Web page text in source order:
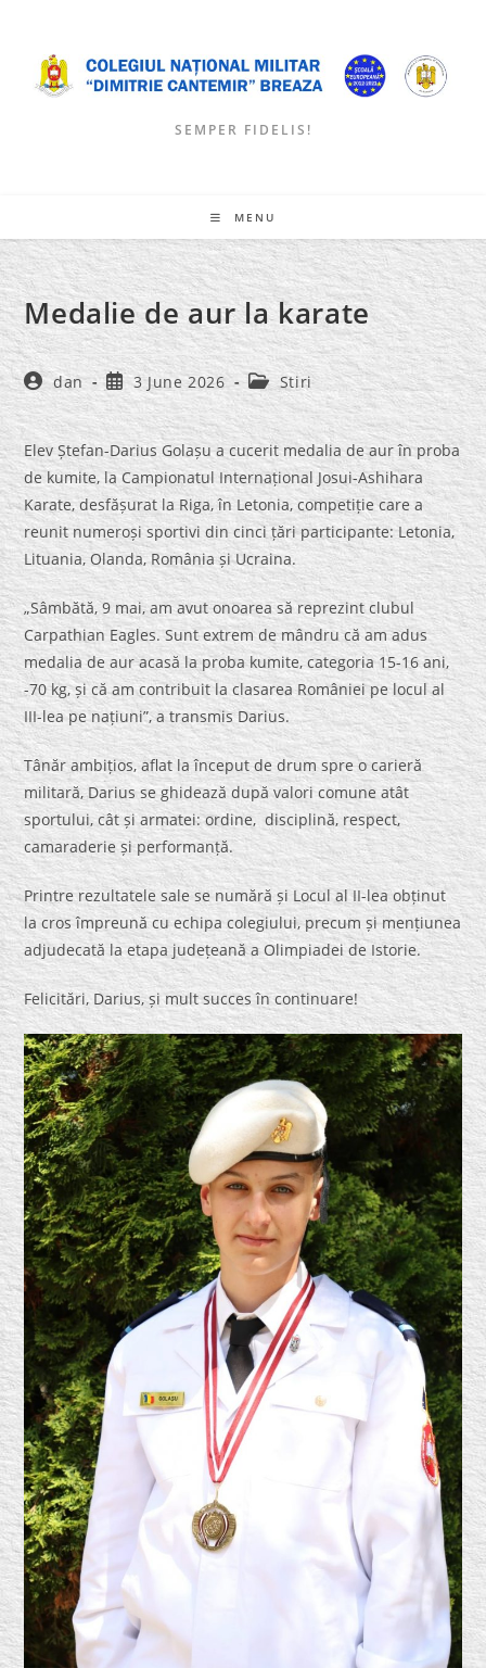
content
SEMPER FIDELIS!
MENU
Medalie de aur la karate
Post
author:
dan
Post
published:
3 June 2026
Post
category:
Stiri
Elev Ștefan-Darius Golașu a cucerit medalia de aur în proba
de kumite, la Campionatul Internațional Josui-Ashihara
Karate, desfășurat la Riga, în Letonia, competiție care a
reunit numeroși sportivi din cinci țări participante: Letonia,
Lituania, Olanda, România și Ucraina.
„Sâmbătă, 9 mai, am avut onoarea să reprezint clubul
Carpathian Eagles. Sunt extrem de mândru că am adus
medalia de aur acasă la proba kumite, categoria 15-16 ani,
-70 kg, și că am contribuit la clasarea României pe locul al
III-lea pe națiuni”, a transmis Darius.
Tânăr ambițios, aflat la început de drum spre o carieră
militară, Darius se ghidează după valori comune atât
sportului, cât și armatei: ordine, disciplină, respect,
camaraderie și performanță.
Printre rezultatele sale se numără și Locul al II-lea obținut
la cros împreună cu echipa colegiului, precum și mențiunea
adjudecată la etapa județeană a Olimpiadei de Istorie.
Felicitări, Darius, și mult succes în continuare!